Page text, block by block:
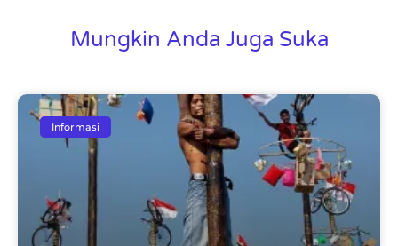
Mungkin Anda Juga Suka
Informasi